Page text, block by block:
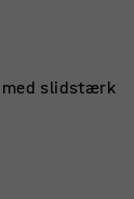
med slidstærk